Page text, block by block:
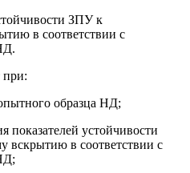
ЗПУ к
в соответствии с
при:
образца НД;
показателей устойчивости
вскрытию в соответствии с